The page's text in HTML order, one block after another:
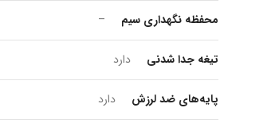
محفظه نگهداری سیم –
تیغه جدا شدنی دارد
پایه‌های ضد لرزش دارد